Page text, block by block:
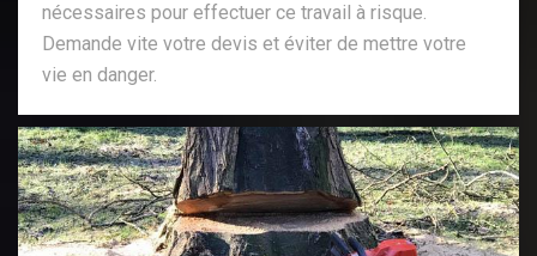
nécessaires pour effectuer ce travail à risque.
Demande vite votre devis et éviter de mettre votre
vie en danger.